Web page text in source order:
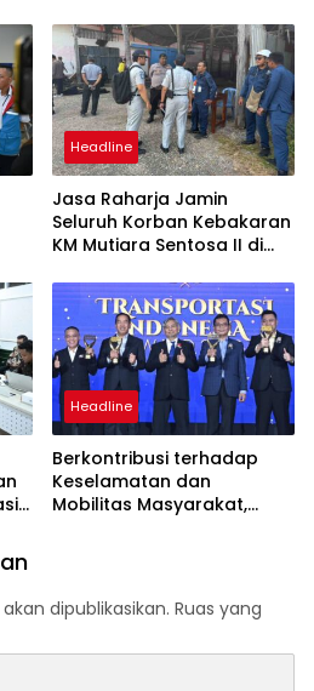
PHC Surabaya
Headline
Jasa Raharja Jamin
Seluruh Korban Kebakaran
KM Mutiara Sentosa II di
Headline
Berkontribusi terhadap
Keselamatan dan
Mobilitas Masyarakat,
Awards 2026
dipublikasikan. Ruas yang